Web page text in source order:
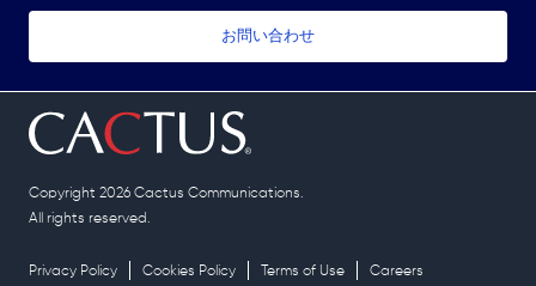
お問い合わせ
Copyright 2026 Cactus Communications.
All rights reserved.
Privacy Policy Cookies Policy Terms of Use Careers